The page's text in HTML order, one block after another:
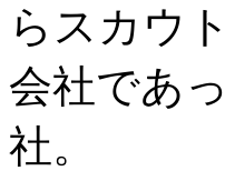
らスカウ
会社であ
社。